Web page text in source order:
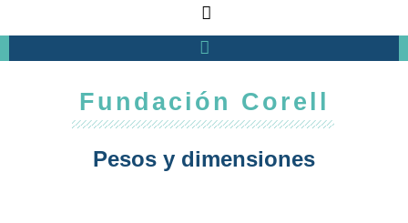
Fundación Corell
Pesos y dimensiones